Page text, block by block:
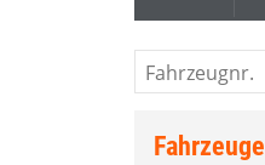
Fahrzeugnr.
Fahrzeuge